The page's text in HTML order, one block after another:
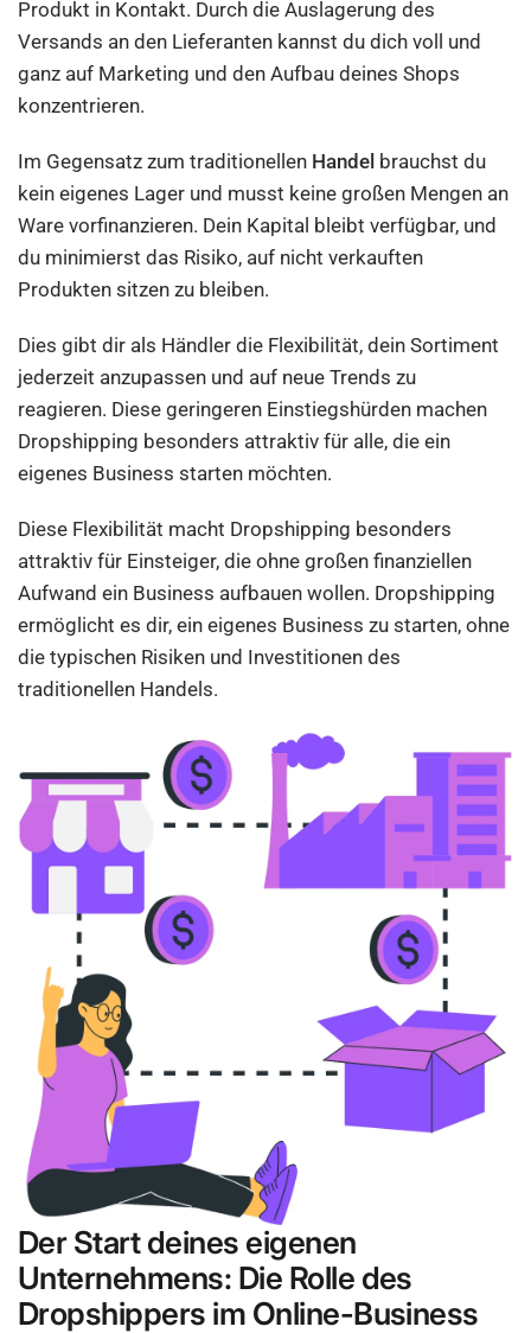
Produkt in Kontakt. Durch die Auslagerung des
Versands an den Lieferanten kannst du dich voll und
ganz auf Marketing und den Aufbau deines Shops
konzentrieren.
Im Gegensatz zum traditionellen Handel brauchst du
kein eigenes Lager und musst keine großen Mengen an
Ware vorfinanzieren. Dein Kapital bleibt verfügbar, und
du minimierst das Risiko, auf nicht verkauften
Produkten sitzen zu bleiben.
Dies gibt dir als Händler die Flexibilität, dein Sortiment
jederzeit anzupassen und auf neue Trends zu
reagieren. Diese geringeren Einstiegshürden machen
Dropshipping besonders attraktiv für alle, die ein
eigenes Business starten möchten.
Diese Flexibilität macht Dropshipping besonders
attraktiv für Einsteiger, die ohne großen finanziellen
Aufwand ein Business aufbauen wollen. Dropshipping
ermöglicht es dir, ein eigenes Business zu starten, ohne
die typischen Risiken und Investitionen des
traditionellen Handels.
Der Start deines eigenen
Unternehmens: Die Rolle des
Dropshippers im Online-Business